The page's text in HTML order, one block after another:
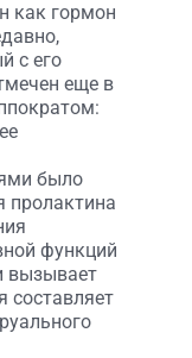
как гормон
с его
еще в
было
пролактина
функций
вызывает
составляет